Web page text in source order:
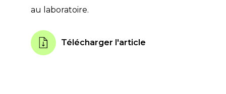
au laboratoire.
Télécharger l'article